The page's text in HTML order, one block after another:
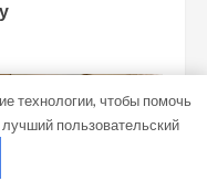
технологии, чтобы помочь
пользовательский